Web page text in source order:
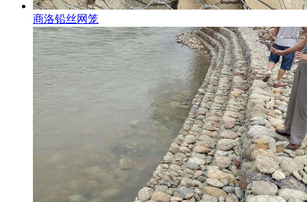
商洛铅丝网笼